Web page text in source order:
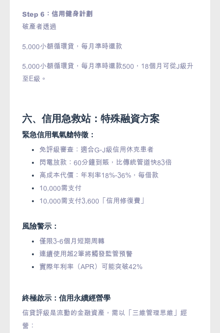
Step 6：信用健身計劃
破產者透過
5,000小額循環貸，每月準時還款
5,000小額循環貸，每月準時還款500，18個月可從J級升
至E級。
六、信用急救站：特殊融資方案
緊急信用氧氣艙特徵：
免評級審查：適合G-J級信用休克患者
閃電放款：60分鐘到賬，比傳統管道快83倍
高成本代價：年利率18%-36%，每借款
10,000需支付
10,000需支付3,600「信用修復費」
風險警示：
僅限3-6個月短期周轉
連續使用超2筆將觸發監管預警
實際年利率（APR）可能突破42%
終極啟示：信用永續經營學
信貸評級是流動的金融資產，需以「三維管理思維」經
營：